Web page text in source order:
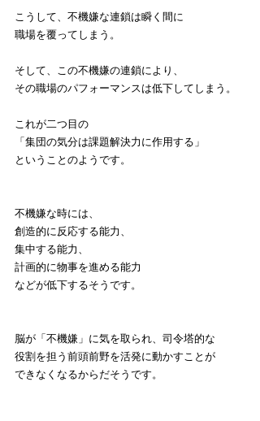
こうして、不機嫌な連鎖は瞬く間に
職場を覆ってしまう。
そして、この不機嫌の連鎖により、
その職場のパフォーマンスは低下してしまう。
これが二つ目の
「集団の気分は課題解決力に作用する」
ということのようです。
不機嫌な時には、
創造的に反応する能力、
集中する能力、
計画的に物事を進める能力
などが低下するそうです。
脳が「不機嫌」に気を取られ、司令塔的な
役割を担う前頭前野を活発に動かすことが
できなくなるからだそうです。